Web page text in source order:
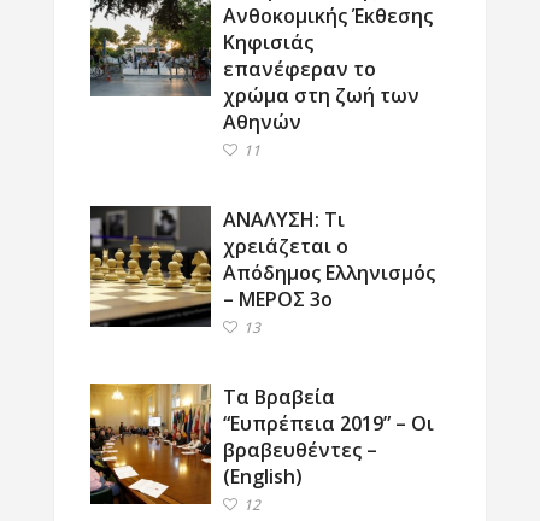
Ανθοκομικής Έκθεσης
Κηφισιάς
επανέφεραν το
χρώμα στη ζωή των
Αθηνών
11
ΑΝΑΛΥΣΗ: Τι
χρειάζεται ο
Απόδημος Ελληνισμός
– ΜΕΡΟΣ 3ο
13
Τα Βραβεία
“Ευπρέπεια 2019” – Οι
βραβευθέντες –
(English)
12